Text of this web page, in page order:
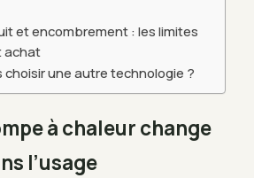
et encombrement : les limites
achat
choisir une autre technologie ?
à chaleur change
l’usage